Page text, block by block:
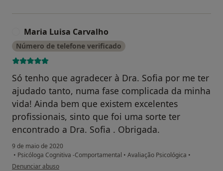
Maria Luisa Carvalho
Número de telefone verificado
Só tenho que agradecer à Dra. Sofia por me ter
ajudado tanto, numa fase complicada da minha
vida! Ainda bem que existem excelentes
profissionais, sinto que foi uma sorte ter
encontrado a Dra. Sofia . Obrigada.
9 de maio de 2020
• Psicóloga Cognitiva -Comportamental • Avaliação Psicológica •
na opinião do utilizador Maria Luisa Carvalho
Denunciar abuso